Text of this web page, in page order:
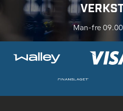
Man-fre